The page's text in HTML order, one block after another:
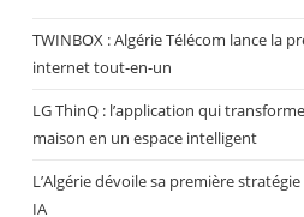
TWINBOX : Algérie Télécom lance la
internet tout-en-un
LG ThinQ : l’application qui
maison en un espace intelligent
L’Algérie dévoile sa première
IA